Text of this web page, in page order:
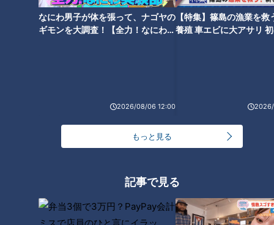
なにわ男子が体を張って、ナゴヤの
ギモンを大調査！【全力！なにわ実
2026/08/06 12:00
【特集】篠島の漁業を救
養殖 車エビに大アサリ
もっと見る
記事で見る
この記事を見たあなたへのおすすめ
「ふんわり卵と豚バラ、豆苗の
ユーピー３分クッキング】
「鶏スペアリブと丸ごとピーマ
ンのくたくた煮」の作り方【キ
ユーピー３分クッキング】